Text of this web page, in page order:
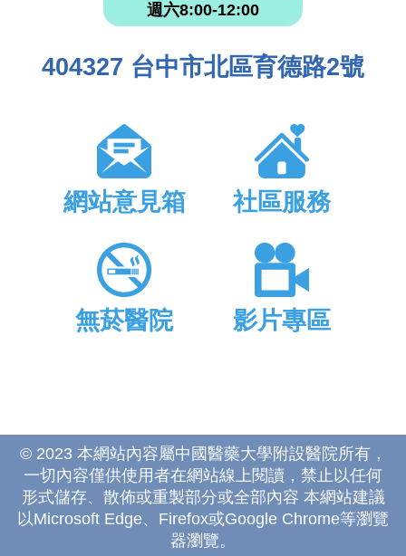
週六8:00-12:00
404327 台中市北區育德路2號
網站意見箱 社區服務
無菸醫院 影片專區
© 2023 本網站內容屬中國醫藥大學附設醫院所有，
一切內容僅供使用者在網站線上閱讀，禁止以任何
形式儲存、散佈或重製部分或全部內容 本網站建議
以Microsoft Edge、Firefox或Google Chrome等瀏覽
器瀏覽。